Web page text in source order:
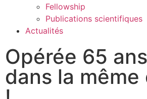
Fellowship
Publications scientifiques
Actualités
Opérée 65
dans la